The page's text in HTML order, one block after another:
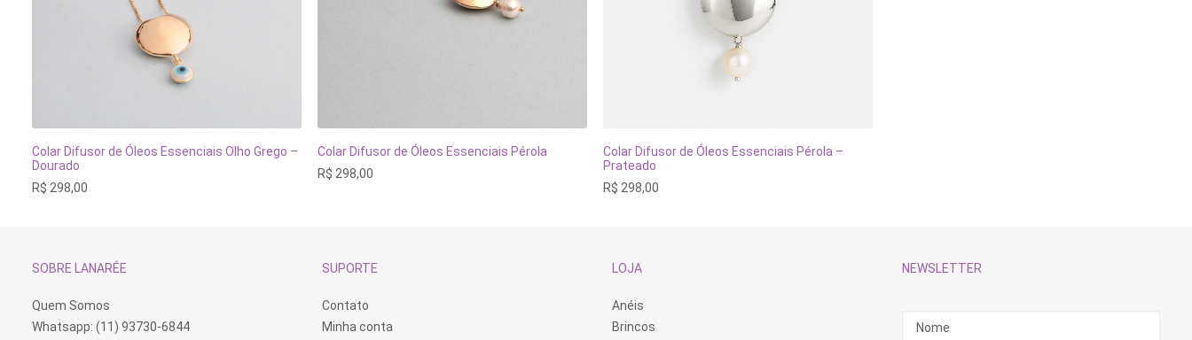
produto
tem
variantes.
escolhidas
na
do
produto
Colar Difusor de Óleos Essenciais Olho Grego –
Dourado
R$ 298,00
produto
várias
escolhidas
na
do
produto
Colar Difusor de Óleos Essenciais Pérola
R$ 298,00
produto
tem
variantes.
escolhidas
na
do
produto
Colar Difusor de Óleos Essenciais Pérola –
Prateado
R$ 298,00
SOBRE LANARÉE
Quem Somos
Whatsapp: (11) 93730-6844
SUPORTE
Contato
Minha conta
LOJA
Anéis
Brincos
NEWSLETTER